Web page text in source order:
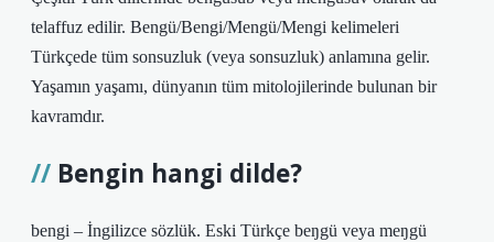
telaffuz edilir. Bengü/Bengi/Mengü/Mengi kelimeleri
Türkçede tüm sonsuzluk (veya sonsuzluk) anlamına gelir.
Yaşamın yaşamı, dünyanın tüm mitolojilerinde bulunan bir
kavramdır.
Bengin hangi dilde?
bengi – İngilizce sözlük. Eski Türkçe beŋgü veya meŋgü